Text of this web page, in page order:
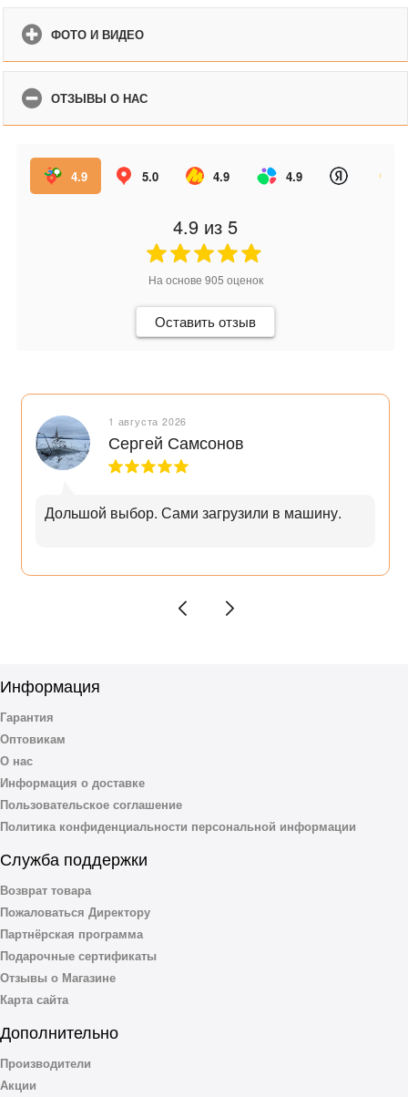
ФОТО И ВИДЕО
ОТЗЫВЫ О НАС
4.9 5.0 4.9 4.9
4.9 из 5
На основе 905 оценок
Оставить отзыв
1 августа 2026
Сергей Самсонов
Дольшой выбор. Сами загрузили в машину.
Информация
Гарантия
Оптовикам
О нас
Информация о доставке
Пользовательское соглашение
Политика конфиденциальности персональной информации
Служба поддержки
Возврат товара
Пожаловаться Директору
Партнёрская программа
Подарочные сертификаты
Отзывы о Магазине
Карта сайта
Дополнительно
Производители
Акции